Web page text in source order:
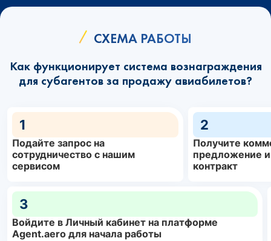
СХЕМА РАБОТЫ
Как функционирует система вознаграждения
для субагентов за продажу авиабилетов?
1
Подайте запрос на
сотрудничество с нашим
сервисом
2
Получите
предложение
контракт
3
Войдите в Личный кабинет на платформе
Agent.aero для начала работы